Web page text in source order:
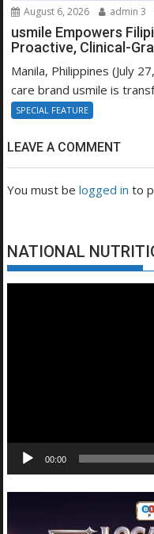
August 6, 2026 admin 3
usmile Empowers
Proactive, Clinical-
Manila, Philippines (July
care brand usmile is
SPECIAL FEATURE
LEAVE A COMMENT
You must belogged in to
NATIONAL
00:00